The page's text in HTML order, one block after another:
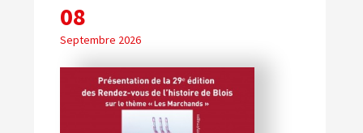
08
Septembre 2026